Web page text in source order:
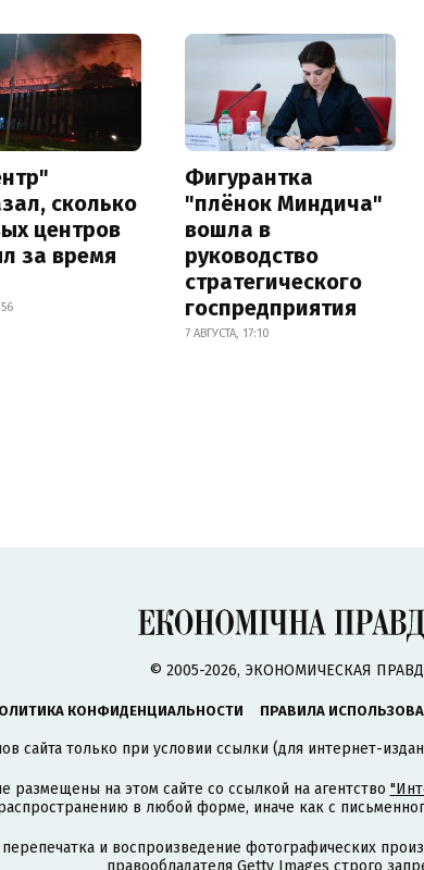
сколько
центров
за время
Фигурантка
"плёнок Миндича"
вошла в
руководство
стратегического
госпредприятия
7 АВГУСТА, 17:10
© 2005-2026, ЭКОНОМИЧЕСКАЯ
КОНФИДЕНЦИАЛЬНОСТИ ПРАВИЛА
сайта только при условии ссылки (для интернет-
размещены на этом сайте со ссылкой на агентство
в любой форме, иначе как с
и воспроизведение фотографических